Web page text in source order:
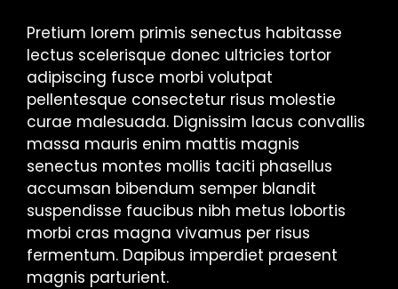
Pretium lorem primis senectus habitasse
lectus scelerisque donec ultricies tortor
adipiscing fusce morbi volutpat
pellentesque consectetur risus molestie
curae malesuada. Dignissim lacus convallis
massa mauris enim mattis magnis
senectus montes mollis taciti phasellus
accumsan bibendum semper blandit
suspendisse faucibus nibh metus lobortis
morbi cras magna vivamus per risus
fermentum. Dapibus imperdiet praesent
magnis parturient.